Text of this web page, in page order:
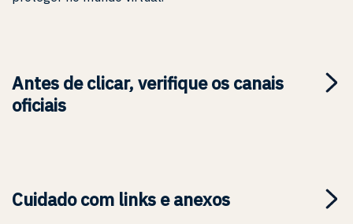
Antes de clicar, verifique os canais
oficiais
Cuidado com links e anexos